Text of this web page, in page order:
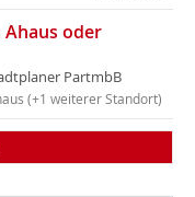
oder
PartmbB
(+1 weiterer Standort)